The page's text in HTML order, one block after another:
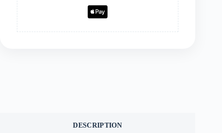
DESCRIPTION